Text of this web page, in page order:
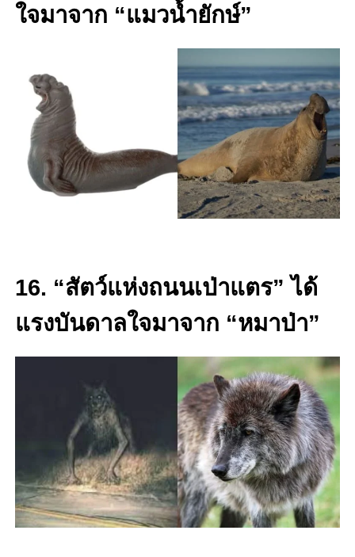
ใจมาจาก “แมวน้ำยักษ์”
16. “สัตว์แห่งถนนเป่าแตร” ได้
แรงบันดาลใจมาจาก “หมาป่า”